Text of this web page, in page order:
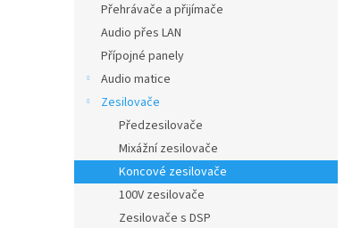
Přehrávače a přijímače
Audio přes LAN
Přípojné panely
Audio matice
Zesilovače
Předzesilovače
Mixážní zesilovače
Koncové zesilovače
100V zesilovače
Zesilovače s DSP